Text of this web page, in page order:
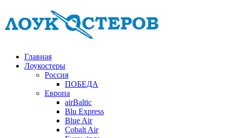
Главная
Лоукостеры
Россия
ПОБЕДА
Европа
airBaltic
Blu Express
Blue Air
Cobalt Air